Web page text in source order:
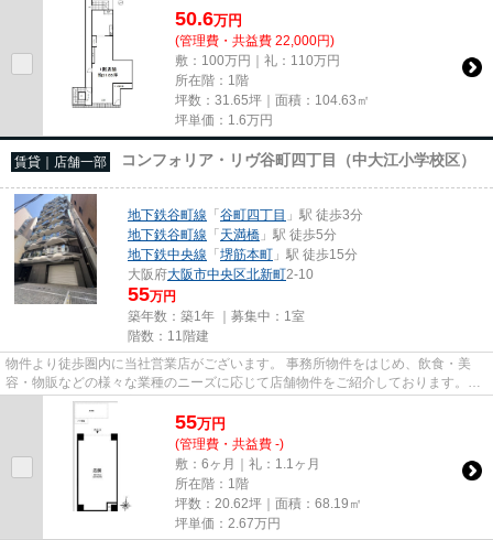
50.6万円
(管理費・共益費 22,000円)
敷：100万円｜礼：110万円
所在階：1階
坪数：31.65坪｜面積：104.63㎡
坪単価： 1.6万円
賃貸｜店舗一部 コンフォリア・リヴ谷町四丁目（中大江小学校区）
地下鉄谷町線 「谷町四丁目 」駅 徒歩3分
地下鉄谷町線 「天満橋 」駅 徒歩5分
地下鉄中央線 「堺筋本町 」駅 徒歩15分
大阪府大阪市中央区北新町2-10
55万円
築年数：築1年 ｜募集中： 1室
階数：11階建
物件より徒歩圏内に当社営業店がございます。 事務所物件をはじめ、飲食・美
容・物販などの様々な業種のニーズに応じて店舗物件をご紹介しております。
尚、弊社ではおとり広告は一切...
55万円
(管理費・共益費 -)
敷：6ヶ月｜礼：1.1ヶ月
所在階：1階
坪数：20.62坪｜面積：68.19㎡
坪単価： 2.67万円